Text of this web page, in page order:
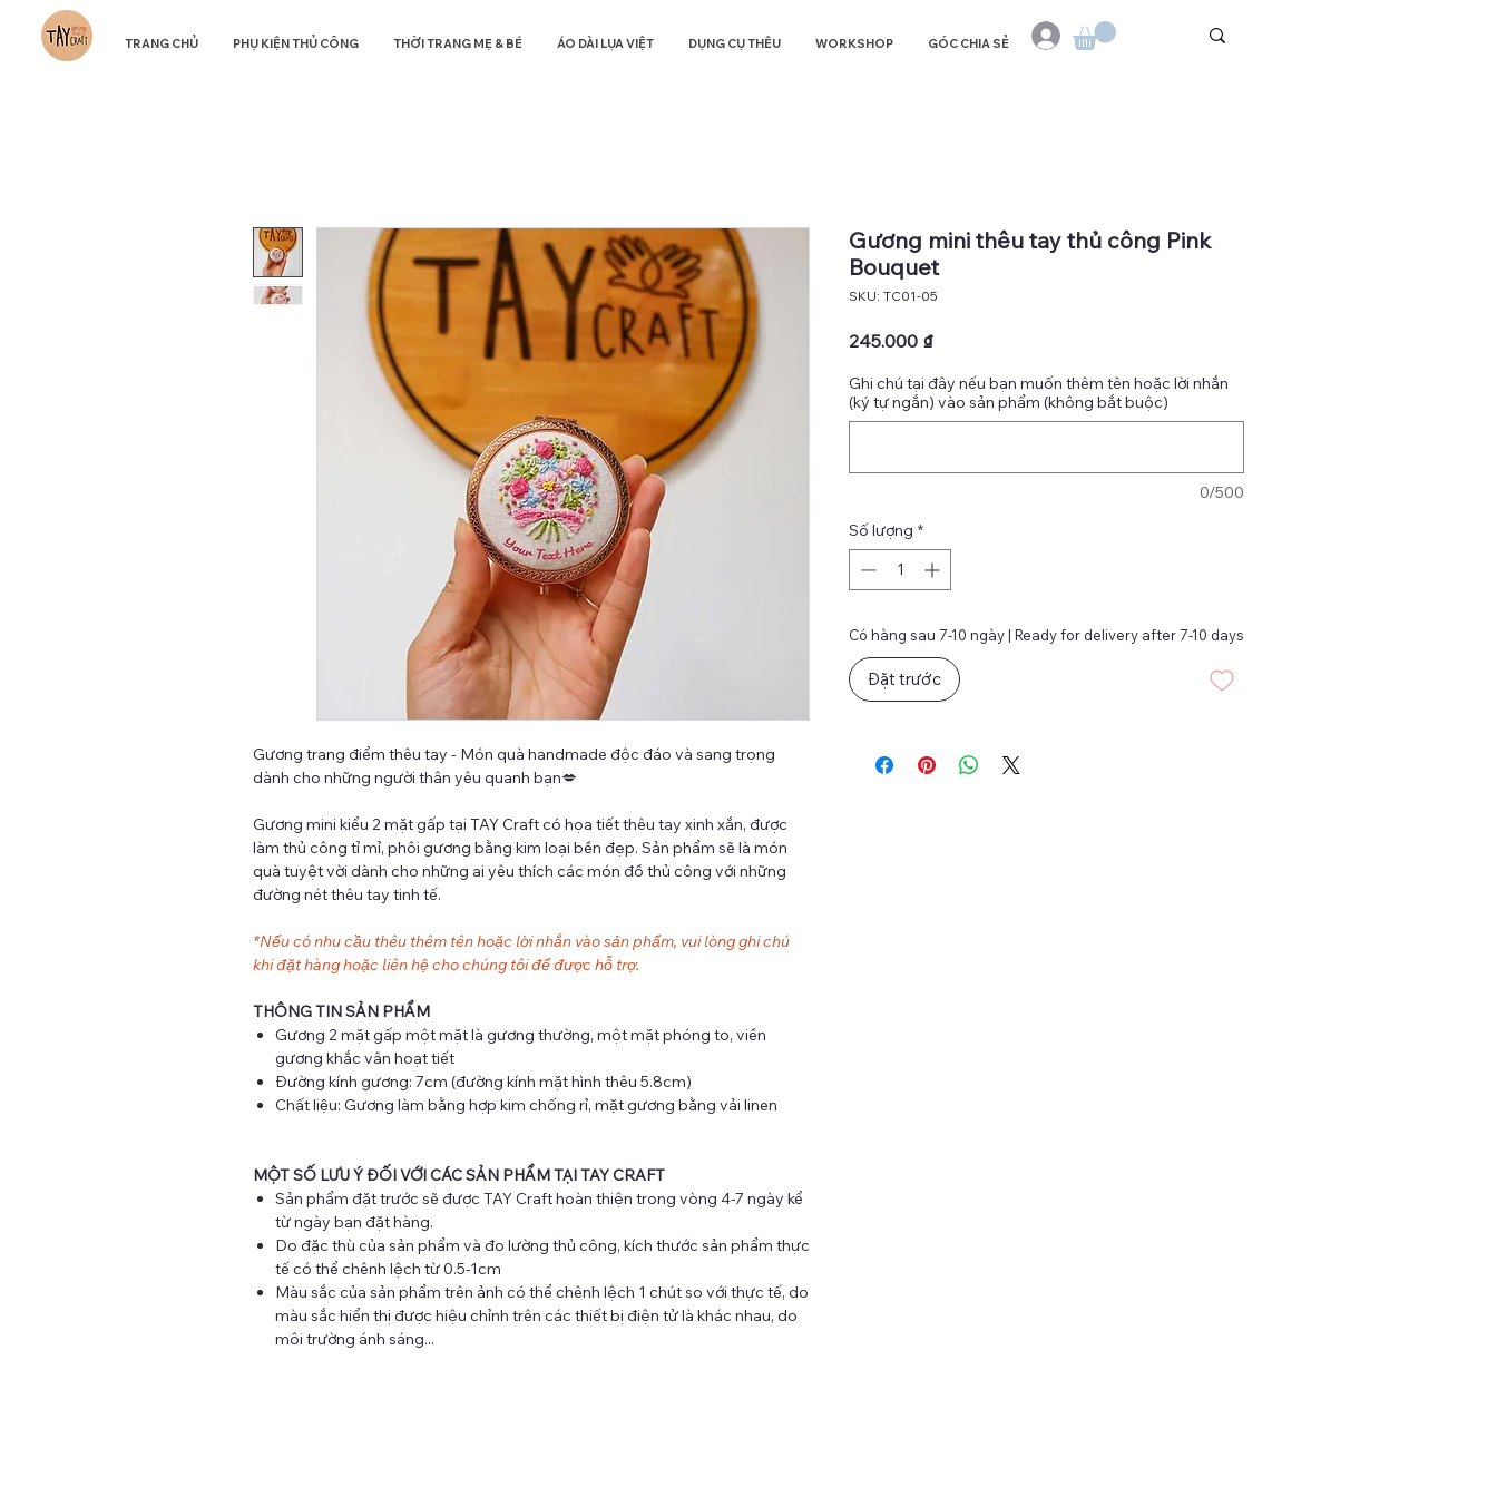
TRANG CHỦ PHỤ KIỆN THỦ CÔNG THỜI TRANG MẸ & BÉ ÁO DÀI LỤA VIỆT DỤNG CỤ THÊU WORKSHOP GÓC CHIA SẺ
Gương trang điểm thêu tay - Món quà handmade độc đáo và sang trọng
dành cho những người thân yêu quanh bạn💋
Gương mini kiểu 2 mặt gấp tại TAY Craft có họa tiết thêu tay xinh xắn, được
làm thủ công tỉ mỉ, phôi gương bằng kim loại bền đẹp. Sản phẩm sẽ là món
quà tuyệt vời dành cho những ai yêu thích các món đồ thủ công với những
đường nét thêu tay tinh tế.
*Nếu có nhu cầu thêu thêm tên hoặc lời nhắn vào sản phẩm, vui lòng ghi chú
khi đặt hàng hoặc liên hệ cho chúng tôi để được hỗ trợ.
THÔNG TIN SẢN PHẨM
Gương 2 mặt gấp một mặt là gương thường, một mặt phóng to, viền
gương khắc vân hoạt tiết
Đường kính gương: 7cm (đường kính mặt hình thêu 5.8cm)
Chất liệu: Gương làm bằng hợp kim chống rỉ, mặt gương bằng vải linen
MỘT SỐ LƯU Ý ĐỐI VỚI CÁC SẢN PHẨM TẠI TAY CRAFT
Sản phẩm đặt trước sẽ được TAY Craft hoàn thiện trong vòng 4-7 ngày kể
từ ngày bạn đặt hàng.
Do đặc thù của sản phẩm và đo lường thủ công, kích thước sản phẩm thực
tế có thể chênh lệch từ 0.5-1cm
Màu sắc của sản phẩm trên ảnh có thể chênh lệch 1 chút so với thực tế, do
màu sắc hiển thị được hiệu chỉnh trên các thiết bị điện tử là khác nhau, do
môi trường ánh sáng...
Gương mini thêu tay thủ công Pink
Bouquet
SKU: TC01-05
245.000 ₫Giá
Ghi chú tại đây nếu bạn muốn thêm tên hoặc lời nhắn
(ký tự ngắn) vào sản phẩm (không bắt buộc)
0/500
Số lượng *
Có hàng sau 7-10 ngày | Ready for delivery after 7-10 days
Đặt trước